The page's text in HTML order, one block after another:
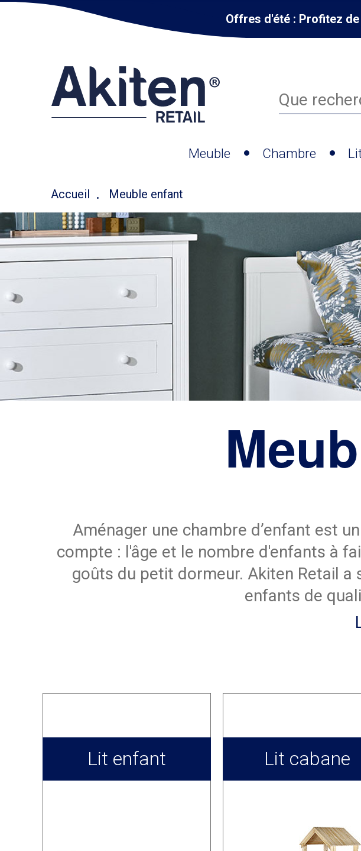
Offres d'été : Profitez
Meuble Chambre
Accueil Meuble enfant
Aménager une chambre d’enfant est
compte : l'âge et le nombre d'enfants à
goûts du petit dormeur. Akiten Retail
enfants de
Lit enfant Lit cabane